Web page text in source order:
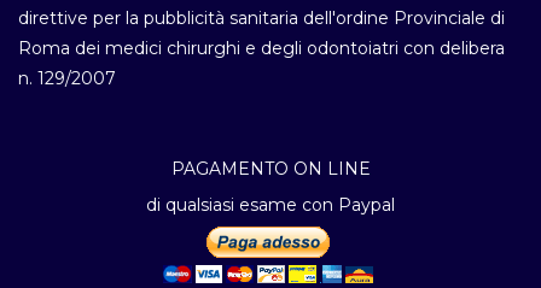
direttive per la pubblicità sanitaria dell'ordine Provinciale di
Roma dei medici chirurghi e degli odontoiatri con delibera
n. 129/2007
PAGAMENTO ON LINE
di qualsiasi esame con Paypal